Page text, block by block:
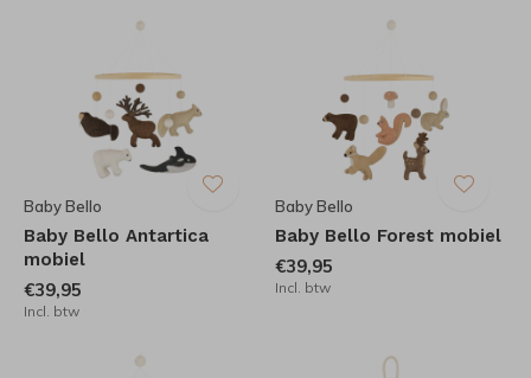
Baby Bello
Baby Bello Antartica
mobiel
€39,95
Incl. btw
Baby Bello
Baby Bello Forest mobiel
€39,95
Incl. btw